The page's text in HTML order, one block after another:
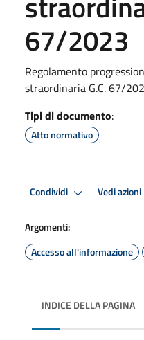
67/2023
Regolamento
straordinaria G.C. 67/
Tipi di documento:
Atto normativo
Condividi Vedi azioni
Argomenti:
Accesso all'informazione
INDICE DELLA PAGINA